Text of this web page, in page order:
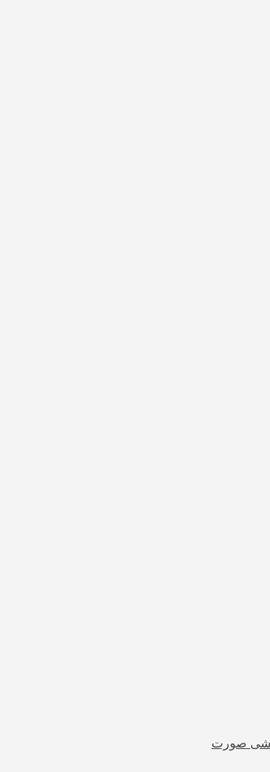
صورت